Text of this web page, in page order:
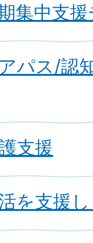
集中支
パス/認
支援
を支援